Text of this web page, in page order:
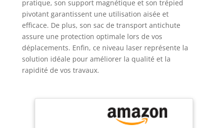
pratique, son support magnétique et son trépied
pivotant garantissent une utilisation aisée et
efficace. De plus, son sac de transport antichute
assure une protection optimale lors de vos
déplacements. Enfin, ce niveau laser représente la
solution idéale pour améliorer la qualité et la
rapidité de vos travaux.